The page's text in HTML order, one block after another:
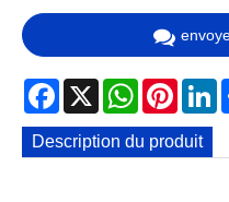
Facebook
X WhatsApp
Description du produit